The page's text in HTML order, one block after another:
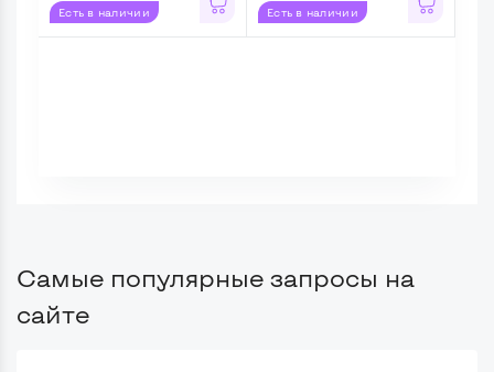
Есть в наличии Есть в наличии
Самые популярные запросы на
сайте